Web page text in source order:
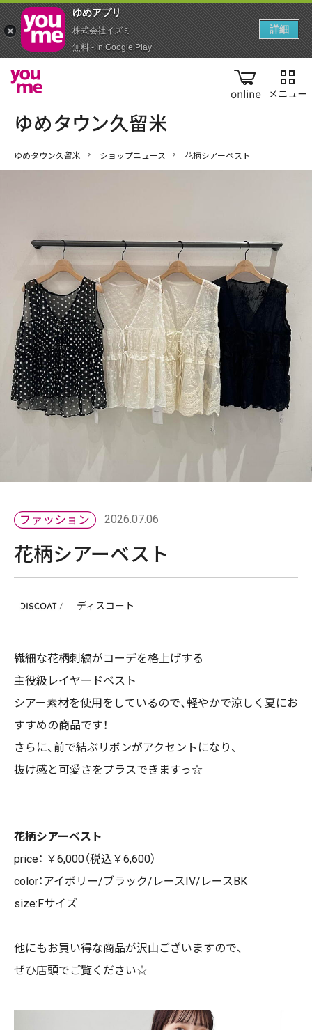
online
ゆめタウン久留米 ショップニュース 花柄シアーベスト
2026.07.06
花柄シアーベスト
ディスコート
繊細な花柄刺繍がコーデを格上げする
主役級レイヤードベスト
シアー素材を使用をしているので、軽やかで涼しく夏にお
すすめの商品です！
さらに、前で結ぶリボンがアクセントになり、
抜け感と可愛さをプラスできますっ☆
花柄シアーベスト
price： ￥6,000（税込￥6,600）
color：アイボリー/ブラック/レースIV/レースBK
size:Fサイズ
他にもお買い得な商品が沢山ございますので、
ぜひ店頭でご覧ください☆
ゆめアプ‪リ‬
株式会社イズミ
無料 - In Google Play
詳細